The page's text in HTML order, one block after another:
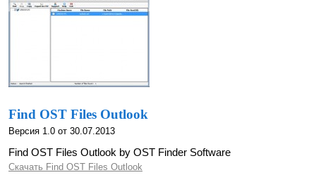
Find OST Files Outlook
Версия 1.0 от 30.07.2013
Find OST Files Outlook by OST Finder Software
Скачать Find OST Files Outlook